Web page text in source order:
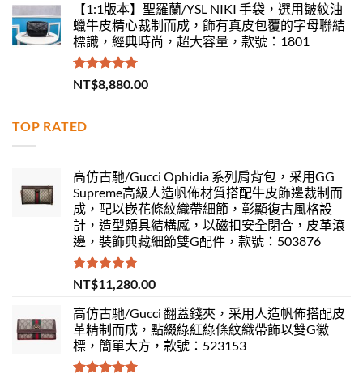
【1:1版本】聖羅蘭/YSL NIKI 手袋，選用皺紋油
蠟牛皮精心裁制而成，飾有真皮包覆的字母聯結
標識，經典時尚，超大容量，款號：1801
評分 5.00
滿分 5
NT$8,880.00
TOP RATED
高仿古馳/Gucci Ophidia 系列肩背包，采用GG
Supreme高級人造帆佈材質搭配牛皮飾邊裁制而
成，配以嵌花條紋織帶細節，彰顯復古風格設
計，造型頗具結構感，以磁扣安全閉合，皮革滾
邊，裝飾典藏細節雙G配件，款號：503876
評分5.00
滿分 5
NT$11,280.00
高仿古馳/Gucci 翻蓋錢夾，采用人造帆佈搭配皮
革精制而成，點綴綠紅綠條紋織帶飾以雙G徽
標，簡單大方，款號：523153